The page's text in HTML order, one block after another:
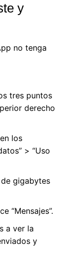
y
no tenga
tres puntos
derecho
los
> “Uso
gigabytes
“Mensajes”.
a ver la
y